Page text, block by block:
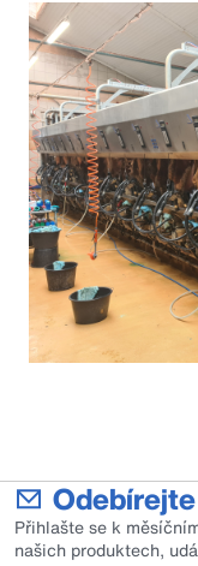
Přihlašte se k
našich produktech,